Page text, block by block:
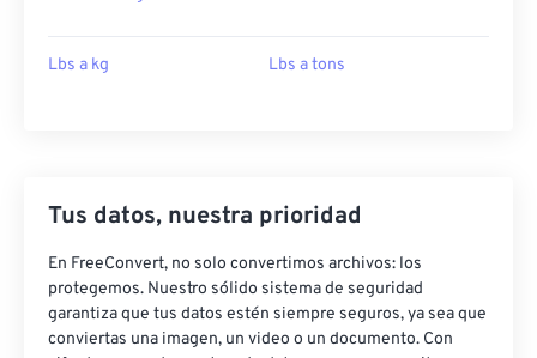
Lbs a kg Lbs a tons
Tus datos, nuestra prioridad
En FreeConvert, no solo convertimos archivos: los
protegemos. Nuestro sólido sistema de seguridad
garantiza que tus datos estén siempre seguros, ya sea que
conviertas una imagen, un video o un documento. Con